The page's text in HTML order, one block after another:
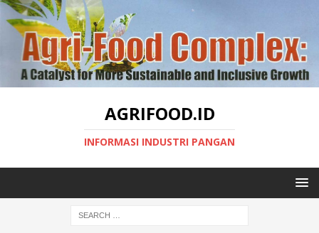
AGRIFOOD.ID
INFORMASI INDUSTRI PANGAN